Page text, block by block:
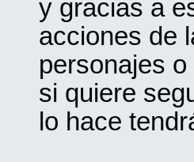
y gracias a
acciones de
personajes
si quiere
lo hace